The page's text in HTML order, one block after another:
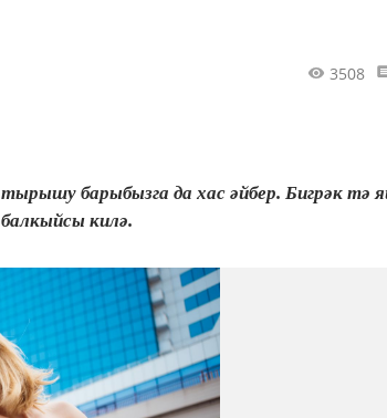
3508
барыбызга да хас әйбер. Бигрәк тә
килә.